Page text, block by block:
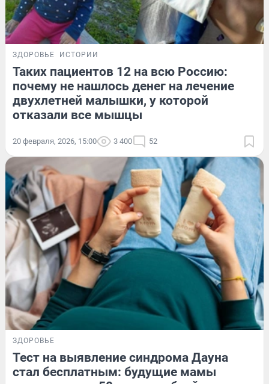
ЗДОРОВЬЕ ИСТОРИИ
Таких пациентов 12 на всю Россию:
почему не нашлось денег на лечение
двухлетней малышки, у которой
отказали все мышцы
20 февраля, 2026, 15:00 3 400 52
ЗДОРОВЬЕ
Тест на выявление синдрома Дауна
стал бесплатным: будущие мамы